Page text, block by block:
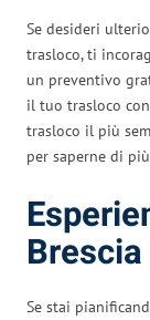
Se desideri
trasloco, ti
un preventivo
il tuo trasloco
trasloco il più
per saperne di
Se stai